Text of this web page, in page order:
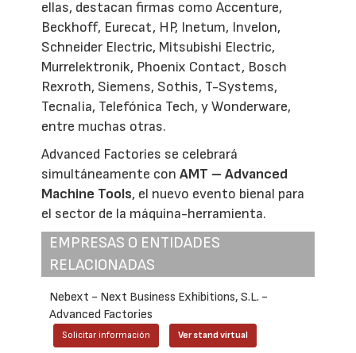
ellas, destacan firmas como Accenture,
Beckhoff, Eurecat, HP, Inetum, Invelon,
Schneider Electric, Mitsubishi Electric,
Murrelektronik, Phoenix Contact, Bosch
Rexroth, Siemens, Sothis, T-Systems,
Tecnalia, Telefónica Tech, y Wonderware,
entre muchas otras.
Advanced Factories se celebrará
simultáneamente conAMT – Advanced
Machine Tools, el nuevo evento bienal para
el sector de la máquina-herramienta.
EMPRESAS O ENTIDADES
RELACIONADAS
Nebext - Next Business Exhibitions, S.L. -
Advanced Factories
Solicitar información Ver stand virtual